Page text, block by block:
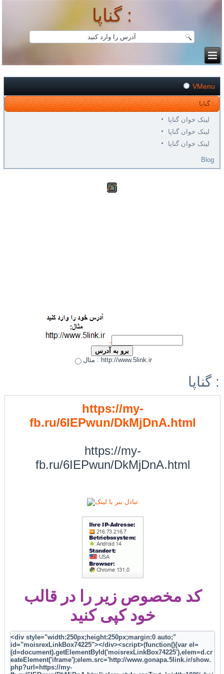
گناپا :
VMenu
گناپا :
لینک خوان گناپا
لینک خوان گناپا
لینک خوان گناپا
Blog
مثال : http://www.5link.ir
گناپا :
https://my-
fb.ru/6IEPwun/DkMjDnA.html
https://my-
fb.ru/6IEPwun/DkMjDnA.html
کد مخصوص زیر را در قالب
خود کپی کنید